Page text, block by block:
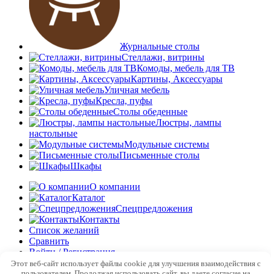
Журнальные столы
Стеллажи, витрины
Комоды, мебель для ТВ
Картины, Аксессуары
Уличная мебель
Кресла, пуфы
Столы обеденные
Люстры, лампы
настольные
Модульные системы
Письменные столы
Шкафы
О компании
Каталог
Спецпредложения
Контакты
Список желаний
Сравнить
Войти / Регистрация
Этот веб-сайт использует файлы cookie для улучшения взаимодействия с